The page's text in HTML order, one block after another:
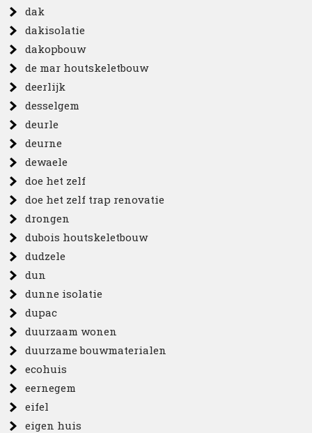
dak
dakisolatie
dakopbouw
de mar houtskeletbouw
deerlijk
desselgem
deurle
deurne
dewaele
doe het zelf
doe het zelf trap renovatie
drongen
dubois houtskeletbouw
dudzele
dun
dunne isolatie
dupac
duurzaam wonen
duurzame bouwmaterialen
ecohuis
eernegem
eifel
eigen huis